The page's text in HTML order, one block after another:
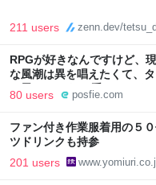
211 users zenn.dev/
RPGが好きなんですけど、
な風潮は異を唱えたくて、
と思ってます 一手をじっく
るのがターン制の良さじゃ
しい→「既出だと思うがこ
(´・ω・｀)」
80 users posfie.com
ファン付き作業服着用の５
ツドリンクも持参
201 users